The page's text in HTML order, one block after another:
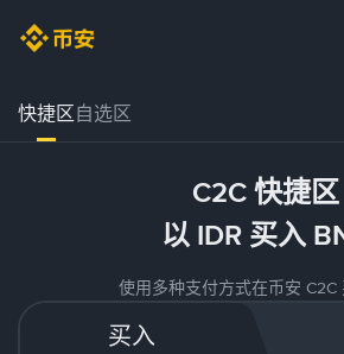
快捷区自选区
C2C 快捷区
以 IDR 买入
使用多种支付方式在币安 C2C
买入